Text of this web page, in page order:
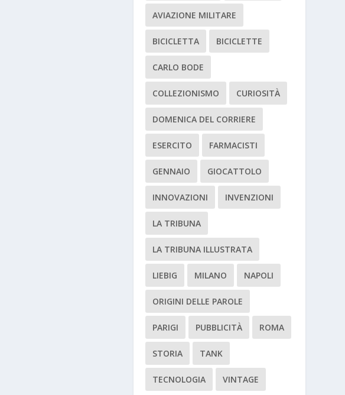
AVIAZIONE MILITARE
BICICLETTA BICICLETTE
CARLO BODE
COLLEZIONISMO CURIOSITÀ
DOMENICA DEL CORRIERE
ESERCITO FARMACISTI
GENNAIO GIOCATTOLO
INNOVAZIONI INVENZIONI
LA TRIBUNA
LA TRIBUNA ILLUSTRATA
LIEBIG MILANO NAPOLI
ORIGINI DELLE PAROLE
PARIGI PUBBLICITÀ ROMA
STORIA TANK
TECNOLOGIA VINTAGE